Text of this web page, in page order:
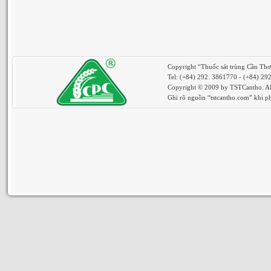
Copyright “Thuốc sát trùng Cần
Tel: (+84) 292. 3861770 - (+84)
Copyright © 2009 by TSTCantho.
Ghi rõ nguồn “tstcantho.com” khi